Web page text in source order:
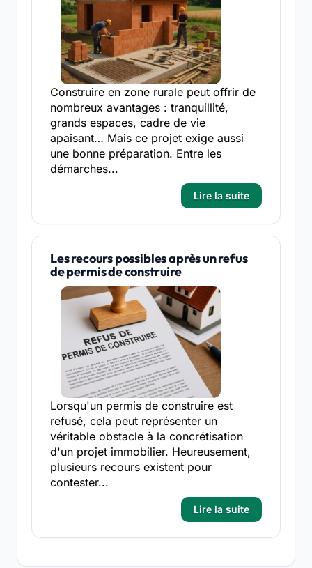
Construire en zone rurale peut offrir de
nombreux avantages : tranquillité,
grands espaces, cadre de vie
apaisant… Mais ce projet exige aussi
une bonne préparation. Entre les
démarches...
Lire la suite
Les recours possibles après un refus
de permis de construire
Lorsqu'un permis de construire est
refusé, cela peut représenter un
véritable obstacle à la concrétisation
d'un projet immobilier. Heureusement,
plusieurs recours existent pour
contester...
Lire la suite